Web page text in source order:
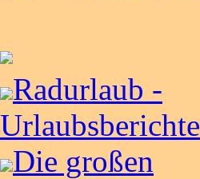
Radurlaub -
Urlaubsberichte
Die großen